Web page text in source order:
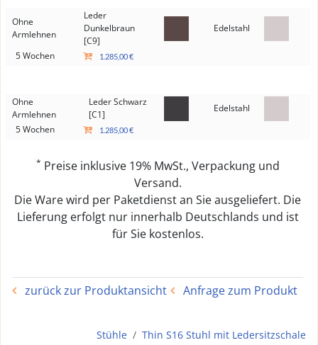
Ohne
Armlehnen
Leder
Dunkelbraun
[C9]
Edelstahl
5 Wochen 1.285,00 €
Ohne
Armlehnen
Leder Schwarz
[C1]
Edelstahl
5 Wochen
1.285,00 €
* Preise inklusive 19% MwSt., Verpackung und
Versand.
Die Ware wird per Paketdienst an Sie ausgeliefert. Die
Lieferung erfolgt nur innerhalb Deutschlands und ist
für Sie kostenlos.
zurück zur Produktansicht Anfrage zum Produkt
Stühle Thin S16 Stuhl mit Ledersitzschale